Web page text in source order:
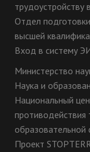
Сведения о
базе для
научной
деятельности
трудоустройству
Отдел
высшей
Вход в систему
Министерство
Наука и
Национальный
противодействия
образовательной
Проект